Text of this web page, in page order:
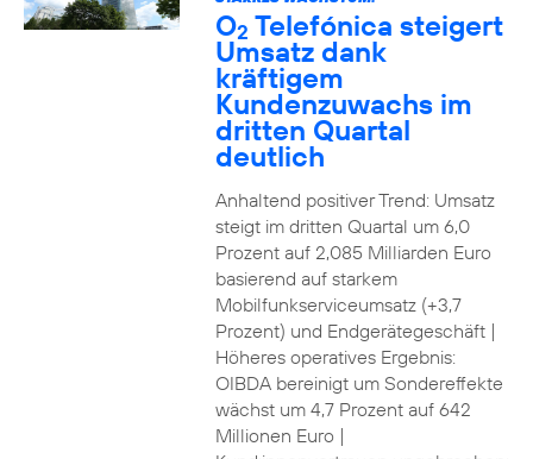
O2 Telefónica steigert
Umsatz dank
kräftigem
Kundenzuwachs im
dritten Quartal
deutlich
Anhaltend positiver Trend: Umsatz
steigt im dritten Quartal um 6,0
Prozent auf 2,085 Milliarden Euro
basierend auf starkem
Mobilfunkserviceumsatz (+3,7
Prozent) und Endgerätegeschäft |
Höheres operatives Ergebnis:
OIBDA bereinigt um Sondereffekte
wächst um 4,7 Prozent auf 642
Millionen Euro |